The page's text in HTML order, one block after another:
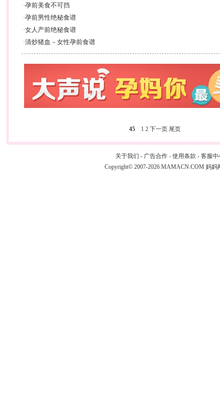
·孕前美食不可挡
·孕前男性绝秘食谱
·女人产前绝秘食谱
·清炒猪血－女性孕前食谱
45 1 2 下一页 尾页
关于我们 - 广告合作 - 使用条款 - 客服中
Copyright© 2007-2026 MAMACN.COM 妈妈